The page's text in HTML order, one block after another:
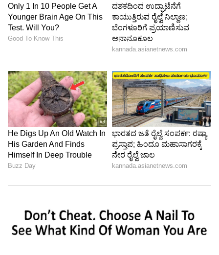
ಹೊಂದಿರುವುದರಿಂದ ಮುಂಬೈನ ಅತ್ಯಂತ ಪ್ರೀಮಿಯಂ ವಸತಿ
ಮಾರುಕಟ್ಟೆಯಾಗಿ ಮಾರ್ಪಟ್ಟಿದೆ.
Image Credit :
ವರ್ಲಿ ರಿಯಲ್ ಎಸ್ಟೇಟ್ ಮಾರುಕಟ್ಟೆಯ ದರ ಸದ್ಯ
ದುಬಾಶ್ ಅವರು ವರ್ಲಿ ಸೀ-ಫೇಸ್‌ನಲ್ಲಿ ಬರೋಬ್ಬರಿ 300
ಕೋಟಿ ರೂಪಾಯಿ ವೆಚ್ಚದಲ್ಲಿ ಸಮುದ್ರಕ್ಕೆ ಮುಖ ಮಾಡಿರುವ
ಅಪಾರ್ಟ್‌ಮೆಂಟ್ ಖರೀದಿಸಿದ್ದಾರೆ. ಇದರ ಬೆಲೆ ಪ್ರತಿ ಚದರ